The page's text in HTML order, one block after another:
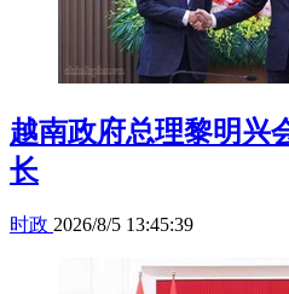
越南政府总理黎明兴
长
时政 2026/8/5 13:45:39